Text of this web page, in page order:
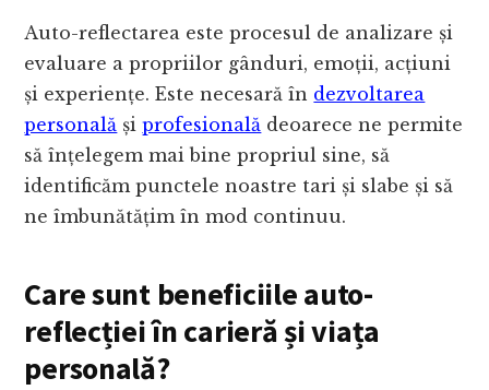
Auto-reflectarea este procesul de analizare și
evaluare a propriilor gânduri, emoții, acțiuni
și experiențe. Este necesară în dezvoltarea
personală șiprofesională deoarece ne permite
să înțelegem mai bine propriul sine, să
identificăm punctele noastre tari și slabe și să
ne îmbunătățim în mod continuu.
Care sunt beneficiile auto-
reflecției în carieră și viața
personală?